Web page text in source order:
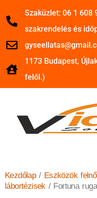
Szaküzlet: 06 1 608
szakrendelés és
1173 Budapest,
felől.)
Kezdőlap/ Eszközök
lábortézisek/ Fortuna